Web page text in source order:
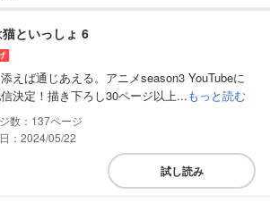
といっしょ 6
えば通じあえる。アニメseason3 YouTubeに
決定！描き下ろし30ページ以上...もっと読む
137
：2024/05/22
試し読み